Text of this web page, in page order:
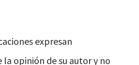
expresan
la opinión de su autor y no